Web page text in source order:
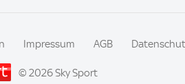
Impressum AGB
© 2026 Sky Sport